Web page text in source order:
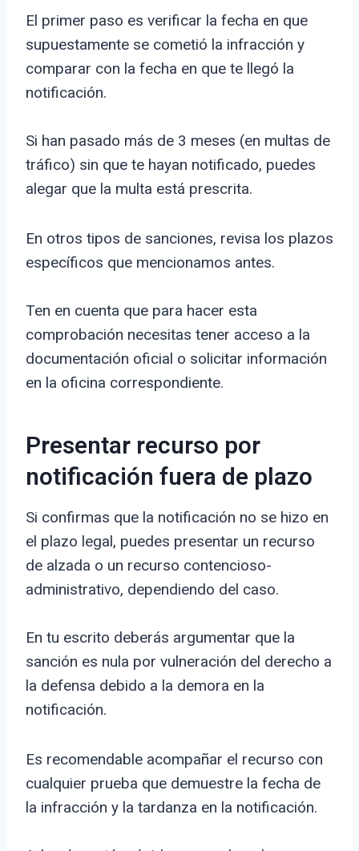
El primer paso es verificar la fecha en que
supuestamente se cometió la infracción y
comparar con la fecha en que te llegó la
notificación.
Si han pasado más de 3 meses (en multas de
tráfico) sin que te hayan notificado, puedes
alegar que la multa está prescrita.
En otros tipos de sanciones, revisa los plazos
específicos que mencionamos antes.
Ten en cuenta que para hacer esta
comprobación necesitas tener acceso a la
documentación oficial o solicitar información
en la oficina correspondiente.
Presentar recurso por
notificación fuera de plazo
Si confirmas que la notificación no se hizo en
el plazo legal, puedes presentar un recurso
de alzada o un recurso contencioso-
administrativo, dependiendo del caso.
En tu escrito deberás argumentar que la
sanción es nula por vulneración del derecho a
la defensa debido a la demora en la
notificación.
Es recomendable acompañar el recurso con
cualquier prueba que demuestre la fecha de
la infracción y la tardanza en la notificación.